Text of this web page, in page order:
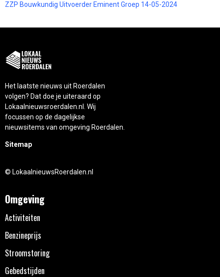
ZZP Bouwkundig Uitvoerder Eminent Groep 14-05-2024
Het laatste nieuws uit Roerdalen
volgen? Dat doe je uiteraard op
Lokaalnieuwsroerdalen.nl. Wij
focussen op de dagelijkse
nieuwsitems van omgeving Roerdalen.
Sitemap
© LokaalnieuwsRoerdalen.nl
Omgeving
Activiteiten
Benzineprijs
Stroomstoring
Gebedstijden